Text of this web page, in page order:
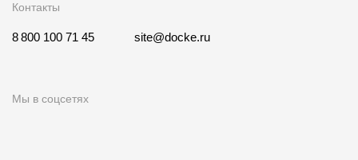
Контакты
8 800 100 71 45 site@docke.ru
Мы в соцсетях